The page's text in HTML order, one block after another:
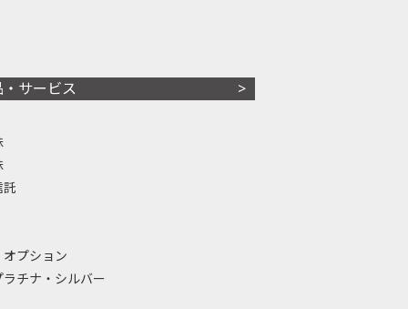
・サービス
託
プション
ラチナ・シルバー